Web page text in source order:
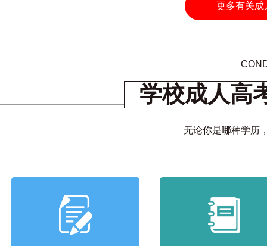
更多有关成
学校成人高
无论你是哪种学历